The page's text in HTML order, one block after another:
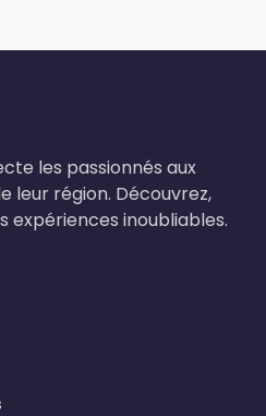
les passionnés aux
leur région. Découvrez,
expériences inoubliables.